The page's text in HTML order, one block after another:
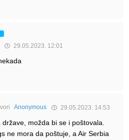
29.05.2023. 12:01
Anonymous 29.05.2023. 14:53
možda bi se i poštovala.
ne mora da poštuje, a Air Serbia